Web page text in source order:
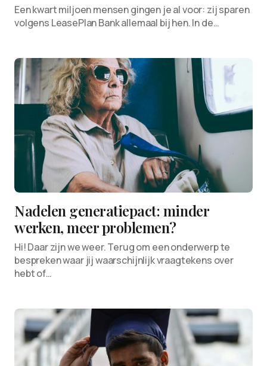
Een kwart miljoen mensen gingen je al voor: zij sparen
volgens LeasePlan Bank allemaal bij hen. In de…
Nadelen generatiepact: minder
werken, meer problemen?
Hi! Daar zijn we weer. Terug om een onderwerp te
bespreken waar jij waarschijnlijk vraagtekens over
hebt of…